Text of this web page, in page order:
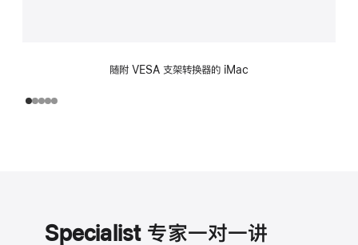
随附 VESA 支架转换器的 iMac
Specialist 专家一对一讲